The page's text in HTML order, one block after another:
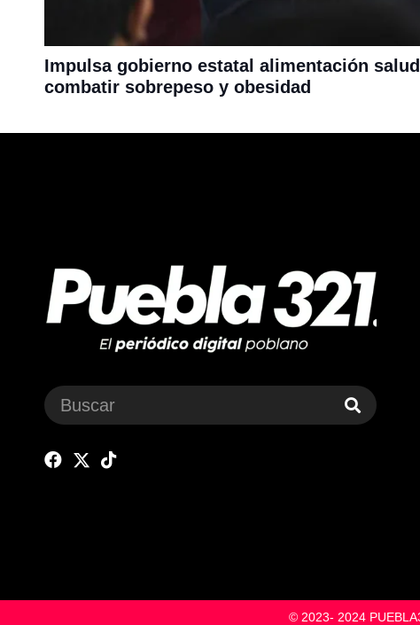
Impulsa gobierno estatal alimentación
combatir sobrepeso y obesidad
© 2023- 2024